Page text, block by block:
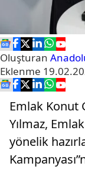
Oluşturan
Eklenme
Emlak Konut
Yılmaz,
yönelik